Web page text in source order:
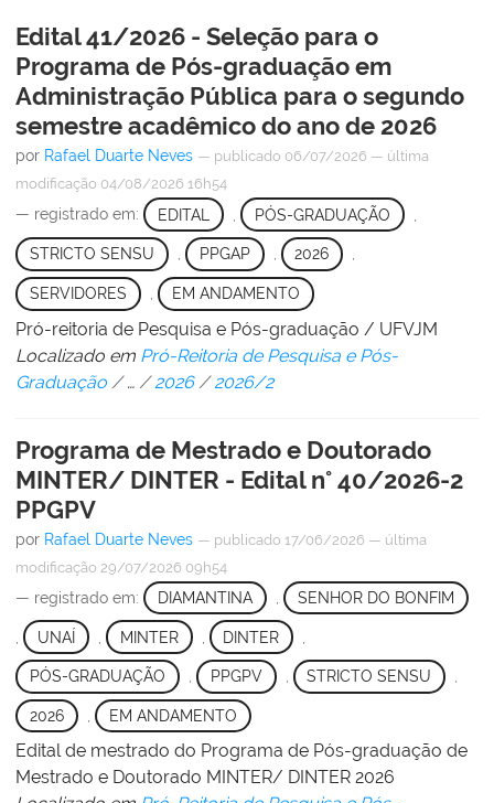
Edital 41/2026 - Seleção para o
Programa de Pós-graduação em
Administração Pública para o segundo
semestre acadêmico do ano de 2026
por Rafael Duarte Neves — publicado 06/07/2026 — última
modificação 04/08/2026 16h54
— registrado em: EDITAL PÓS-GRADUAÇÃO
STRICTO SENSU , PPGAP , 2026 ,
SERVIDORES EM ANDAMENTO
Pró-reitoria de Pesquisa e Pós-graduação / UFVJM
Localizado em Pró-Reitoria de Pesquisa e Pós-
Graduação /… /2026 /2026/2
Programa de Mestrado e Doutorado
MINTER/ DINTER - Edital n° 40/2026-2
PPGPV
por Rafael Duarte Neves — publicado 17/06/2026 — última
modificação 29/07/2026 09h54
— registrado em: DIAMANTINA SENHOR DO BONFIM
UNAÍ MINTER DINTER
PÓS-GRADUAÇÃO , PPGPV , STRICTO SENSU ,
2026 EM ANDAMENTO
Edital de mestrado do Programa de Pós-graduação de
Mestrado e Doutorado MINTER/ DINTER 2026